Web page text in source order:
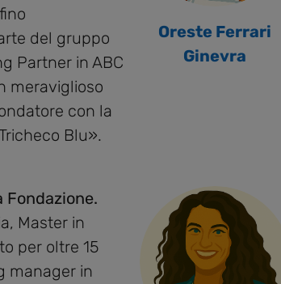
del gruppo
Partner in ABC
meraviglioso
con la
Blu».
Oreste Ferrari
Ginevra
Master in
per oltre 15
manager in